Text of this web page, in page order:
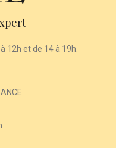
12h et de 14 à 19h.